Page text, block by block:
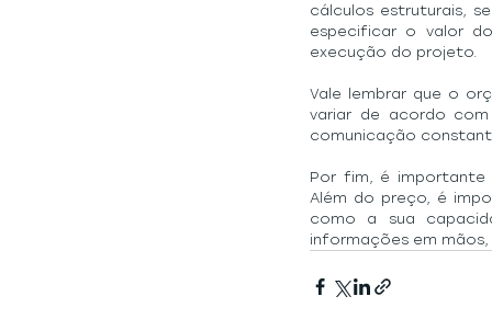
cálculos estruturais,
especificar o valor
execução do projeto.
Vale lembrar que o
variar de acordo
comunicação
Por fim, é importante
Além do preço, é
como a sua
informações em